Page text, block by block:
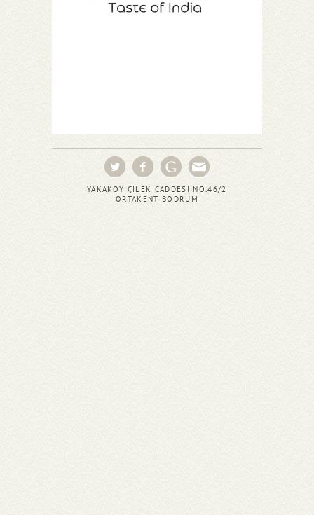
YAKAKÖY ÇİLEK CADDESİ NO.46/2
ORTAKENT BODRUM